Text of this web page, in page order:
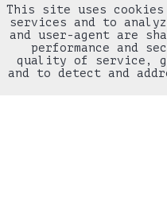
This site uses
services and to
and user-agent are
performance and
quality of service,
and to detect and